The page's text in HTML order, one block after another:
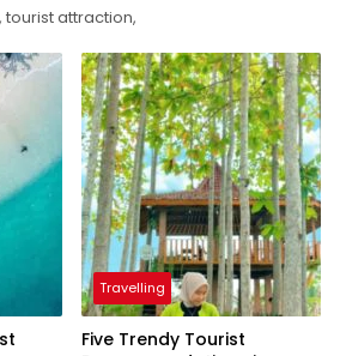
tourist attraction,
Travelling
Five Trendy Tourist